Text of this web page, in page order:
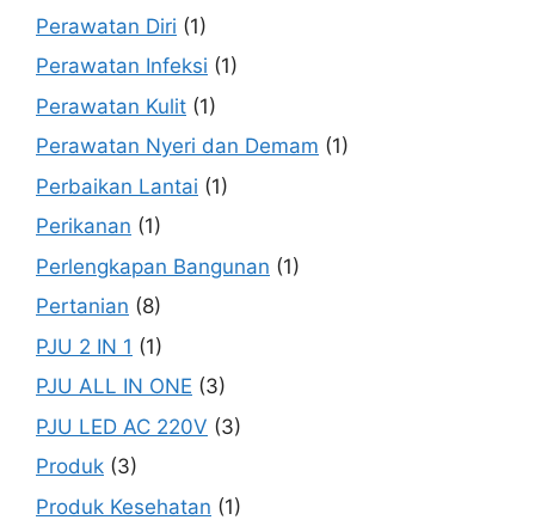
Perawatan Diri (1)
Perawatan Infeksi (1)
Perawatan Kulit (1)
Perawatan Nyeri dan Demam (1)
Perbaikan Lantai (1)
Perikanan (1)
Perlengkapan Bangunan (1)
Pertanian (8)
PJU 2 IN 1 (1)
PJU ALL IN ONE (3)
PJU LED AC 220V (3)
Produk (3)
Produk Kesehatan (1)